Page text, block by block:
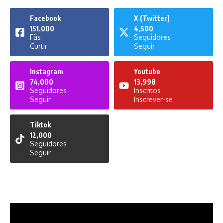
Facebook
151,000
Fãs
Curtir
X (Twitter)
4,500
Seguidores
Seguir
Instagram
74,000
Seguidores
Seguir
Youtube
13,998
Inscritos
Inscrever-se
Tiktok
12,000
Seguidores
Seguir